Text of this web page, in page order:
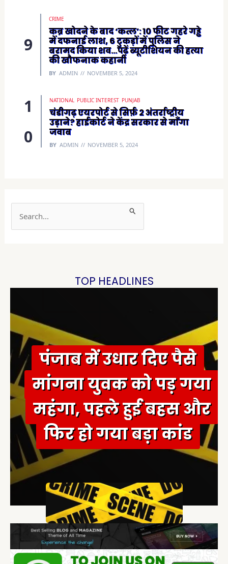
CRIME
कब्र खोदने के बाद ‘कत्ल’: 10 फीट गहरे गड्ढे
में दफनाई लाश, 6 टुकड़ों में पुलिस ने
बरामद किया शव…पढ़ें ब्यूटीशियन की हत्या
की खौफनाक कहानी
BY ADMIN NOVEMBER 5, 2024
NATIONAL PUBLIC INTEREST PUNJAB
चंडीगढ़ एयरपोर्ट से सिर्फ़ 2 अंतर्राष्ट्रीय
उड़ाने? हाईकोर्ट ने केंद्र सरकार से माँगा
जवाब
BY ADMIN NOVEMBER 5, 2024
r
:
TOP HEADLINES
पंजाब में उधार दिए पैसे
मांगना युवक को पड़ गया
महंगा, पहले हुई बहस और
फिर हो गया बड़ा कांड